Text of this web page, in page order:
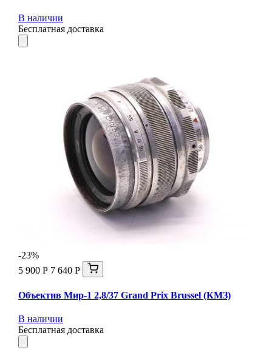
В наличии
Бесплатная доставка
-23%
5 900 Р 7 640 Р
Объектив Мир-1 2,8/37 Grand Prix Brussel (КМЗ)
В наличии
Бесплатная доставка